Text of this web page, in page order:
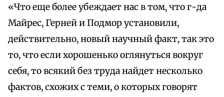
«Что еще более убеждает нас в том, что г-да
Майрес, Герней и Подмор установили,
действительно, новый научный факт, так это
то, что если хорошенько оглянуться вокруг
себя, то всякий без труда найдет несколько
фактов, схожих с теми, о которых говорят